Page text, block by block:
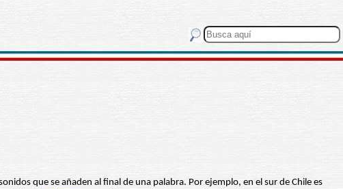
que se añaden al final de una palabra. Por ejemplo, en el sur de Chile es